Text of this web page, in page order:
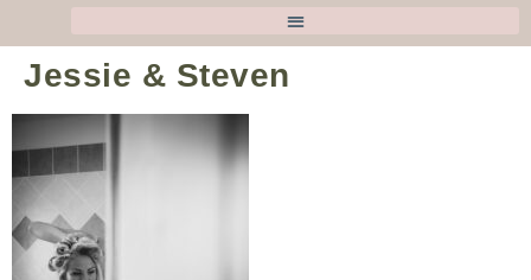
Jessie & Steven